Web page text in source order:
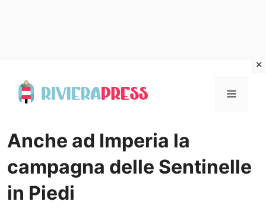
Menu
Anche ad Imperia la
campagna delle Sentinelle
in Piedi